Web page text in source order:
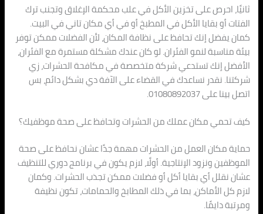
ثانيًا، احرص على تخزين الأكل في علب محكمة الإغلاق وتجنب ترك
الفتات أو بقايا الأكل في المطبخ أو في أي مكان تاني في البيت.
كمان يفضل إنك تحافظ على نظافة المكان، لأن الفضلات ممكن توفر
بيئة مناسبة لنمو الفئران. لو كان عندك مشكلة مستمرة مع الفئران،
الأفضل إنك تستدعي شركة متخصصة في مكافحة الحشرات، زي
شركتنا. نقدر نساعدك في القضاء على الآفة دي بشكل دائم، بس
اتصل بينا على 01080892037.
كيف تحمي مكان عملك من الحشرات وتحافظ على صحة موظفيك؟
حماية مكان العمل من الحشرات مهمة جدًا عشان نحافظ على صحة
الموظفين ونزود الإنتاجية. أولًا، لازم يكون في برنامج دوري للتنظيف
عشان نقلل أي بقايا أكل أو فضلات ممكن تجذب الحشرات. وكمان
لازم كل الأماكن، بما في ذلك المطابخ والحمامات، تكون نظيفة
ومرتبة دايمًا.